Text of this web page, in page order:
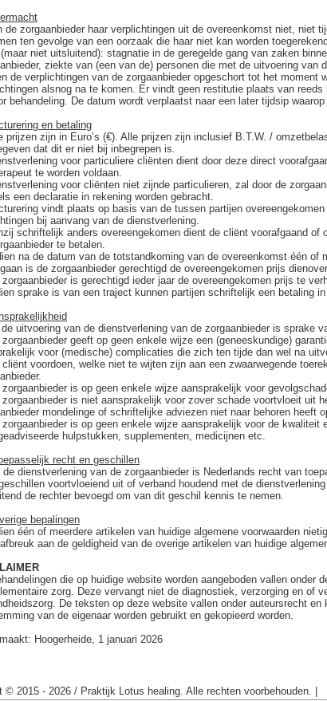
de zorgaanbieder haar verplichtingen uit de overeenkomst niet, niet
ten gevolge van een oorzaak die haar niet kan worden
niet uitsluitend): stagnatie in de geregelde gang van zaken
ziekte van (een van de) personen die met de uitvoering van
de verplichtingen van de zorgaanbieder opgeschort tot het moment
alsnog na te komen. Er vindt geen restitutie plaats van reeds
behandeling. De datum wordt verplaatst naar een later tijdsip
en betaling
prijzen zijn in Euro’s (€). Alle prijzen zijn inclusief B.T.W. /
dat dit er niet bij inbegrepen is.
voor particuliere cliënten dient door deze direct
te worden voldaan.
voor cliënten niet zijnde particulieren, zal door de
een declaratie in rekening worden gebracht.
vindt plaats op basis van de tussen partijen
bij aanvang van de dienstverlening.
schriftelijk anders overeengekomen dient de cliënt voorafgaand of
te betalen.
na de datum van de totstandkoming van de overeenkomst één of
is de zorgaanbieder gerechtigd de overeengekomen prijs
zorgaanbieder is gerechtigd ieder jaar de overeengekomen prijs te
sprake is van een traject kunnen partijen schriftelijk een betaling
de uitvoering van de dienstverlening van de zorgaanbieder is sprake
zorgaanbieder geeft op geen enkele wijze een (geneeskundige)
voor (medische) complicaties die zich ten tijde dan wel na
cliënt voordoen, welke niet te wijten zijn aan een zwaarwegende
zorgaanbieder is op geen enkele wijze aansprakelijk voor
zorgaanbieder is niet aansprakelijk voor zover schade voortvloeit uit
mondelinge of schriftelijke adviezen niet naar behoren heeft
zorgaanbieder is op geen enkele wijze aansprakelijk voor de kwaliteit
hulpstukken, supplementen, medicijnen etc.
recht en geschillen
de dienstverlening van de zorgaanbieder is Nederlands recht van
voortvloeiend uit of verband houdend met de
de rechter bevoegd om van dit geschil kennis te nemen.
bepalingen
één of meerdere artikelen van huidige algemene voorwaarden
aan de geldigheid van de overige artikelen van huidige
die op huidige website worden aangeboden vallen onder
zorg. Deze vervangt niet de diagnostiek, verzorging en of
De teksten op deze website vallen onder auteursrecht en
van de eigenaar worden gebruikt en gekopieerd worden.
Hoogerheide, 1 januari 2026
© 2015 - 2026 / Praktijk Lotus healing. Alle rechten voorbehouden.